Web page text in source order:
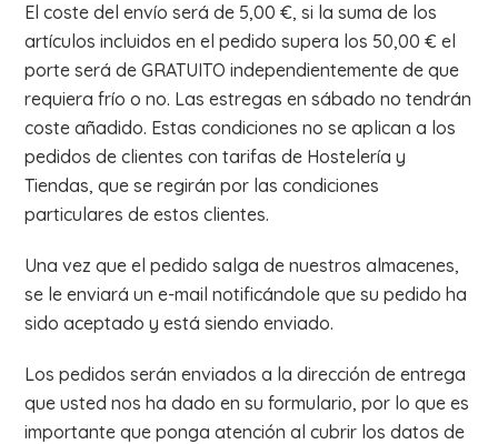
El coste del envío será de 5,00 €, si la suma de los
artículos incluidos en el pedido supera los 50,00 € el
porte será de GRATUITO independientemente de que
requiera frío o no. Las estregas en sábado no tendrán
coste añadido. Estas condiciones no se aplican a los
pedidos de clientes con tarifas de Hostelería y
Tiendas, que se regirán por las condiciones
particulares de estos clientes.
Una vez que el pedido salga de nuestros almacenes,
se le enviará un e-mail notificándole que su pedido ha
sido aceptado y está siendo enviado.
Los pedidos serán enviados a la dirección de entrega
que usted nos ha dado en su formulario, por lo que es
importante que ponga atención al cubrir los datos de